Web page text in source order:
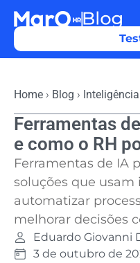
Home › Blog ›
Ferramentas
e como o RH
Ferramentas de IA
soluções que
automatizar
melhorar decisões
Eduardo Giovanni
3 de outubro de